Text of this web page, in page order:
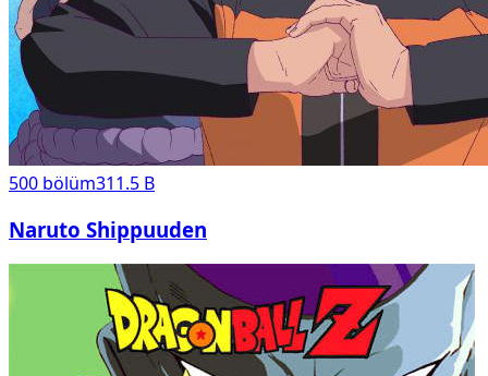
500 bölüm311.5 B
Naruto Shippuuden